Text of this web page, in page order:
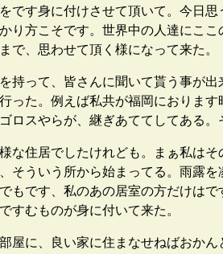
です身に付けさせて頂いて。今日
り方こそです。世界中の人達にこ
で、思わせて頂く様になって来た。
持って、皆さんに聞いて貰う事が
った。例えば私共が福岡におりま
ロスやらが、継ぎあててしてある
な住居でしたけれども。まぁ私は
そういう所から始まってる。雨露
もです、私のあの居室の方だけは
すむものが身に付いて来た。
屋に、良い家に住まなせねばおか